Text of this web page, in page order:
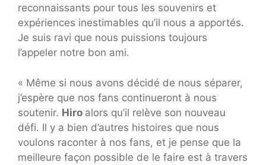
reconnaissants pour tous les souvenirs et
expériences inestimables qu’il nous a apportés.
Je suis ravi que nous puissions toujours
l’appeler notre bon ami.
« Même si nous avons décidé de nous séparer,
j’espère que nos fans continueront à nous
soutenir. Hiro alors qu’il relève son nouveau
défi. Il y a bien d’autres histoires que nous
voulons raconter à nos fans, et je pense que la
meilleure façon possible de le faire est à travers